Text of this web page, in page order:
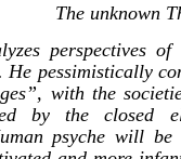
The unknown
perspectives
He pessimistically
with the
by the closed
psyche will